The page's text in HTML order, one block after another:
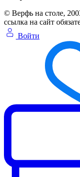
© Верфь на столе,
ссылка на сайт
Войти